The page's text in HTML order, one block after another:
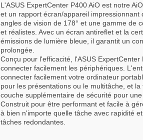
L'ASUS ExpertCenter P400 AiO est notre
et un rapport écran/appareil
angles de vision de 178° et une gamme de
et réalistes. Avec un écran antireflet et la
émissions de lumière bleue, il garantit un
prolongée.
Conçu pour l'efficacité, l'ASUS
connecter facilement les périphériques.
connecter facilement votre ordinateur
pour les présentations ou le multitâche, et
couche supplémentaire de sécurité pour
Construit pour être performant et facile à
à bien n'importe quelle tâche avec rapidité
tâches redondantes.